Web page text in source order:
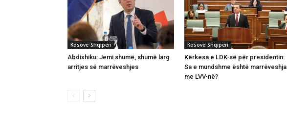
Kosovë-Shqipëri
Abdixhiku: Jemi shumë, shumë larg
arritjes së marrëveshjes
Kosovë-Shqipëri
Kërkesa e LDK-së për presidentin:
Sa e mundshme është marrëveshja
me LVV-në?